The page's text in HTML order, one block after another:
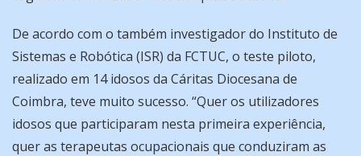
De acordo com o também investigador do Instituto de
Sistemas e Robótica (ISR) da FCTUC, o teste piloto,
realizado em 14 idosos da Cáritas Diocesana de
Coimbra, teve muito sucesso. “Quer os utilizadores
idosos que participaram nesta primeira experiência,
quer as terapeutas ocupacionais que conduziram as